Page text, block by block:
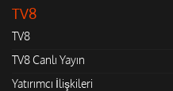
TV8
TV8
TV8 Canlı Yayın
Yatırımcı İlişkileri